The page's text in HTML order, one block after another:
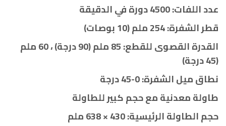
عدد اللفات: 4500 دورة في الدقيقة
قطر الشفرة: 254 ملم (10 بوصات)
القدرة القصوى للقطع: 85 ملم (90 درجة) ، 60 ملم
(45 درجة)
نطاق ميل الشفرة: 0-45 درجة
طاولة معدنية مع حجم كبير للطاولة
حجم الطاولة الرئيسية: 430 × 638 ملم